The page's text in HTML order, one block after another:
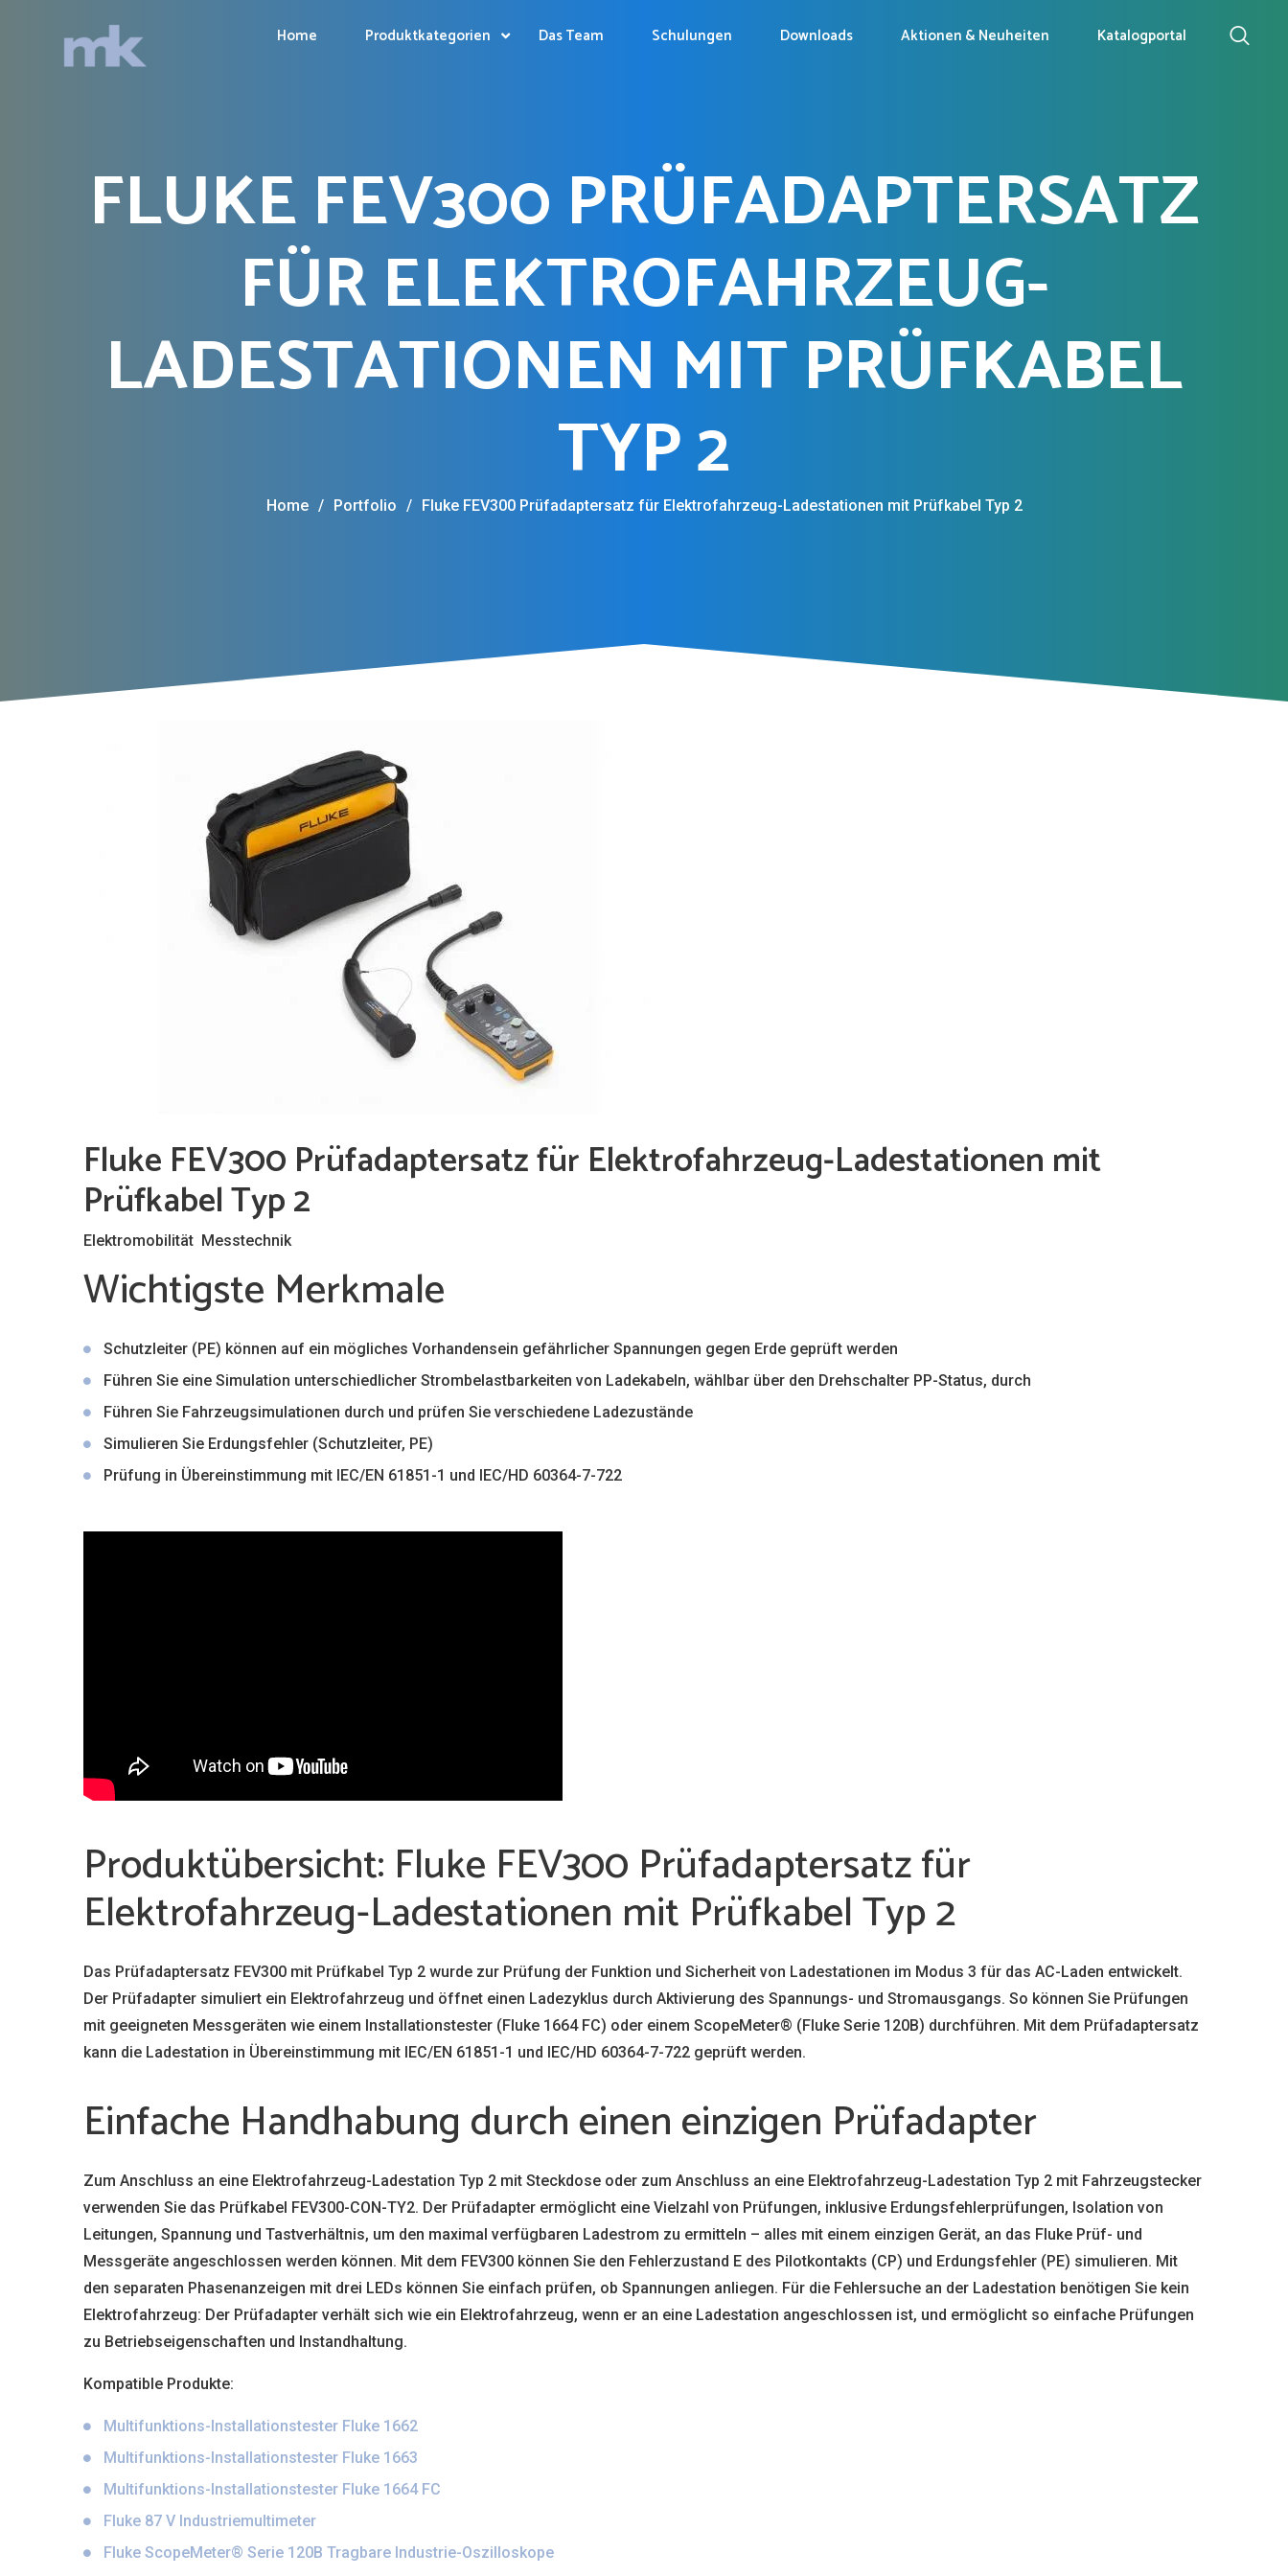
Home Produktkategorien Das Team Schulungen Downloads Aktionen & Neuheiten Katalogportal
FLUKE FEV300 PRÜFADAPTERSATZ
FÜR ELEKTROFAHRZEUG-
LADESTATIONEN MIT PRÜFKABEL
TYP 2
Home / Portfolio / Fluke FEV300 Prüfadaptersatz für Elektrofahrzeug-Ladestationen mit Prüfkabel Typ 2
Fluke FEV300 Prüfadaptersatz für Elektrofahrzeug-Ladestationen mit
Prüfkabel Typ 2
Elektromobilität Messtechnik
Wichtigste Merkmale
Schutzleiter (PE) können auf ein mögliches Vorhandensein gefährlicher Spannungen gegen Erde geprüft werden
Führen Sie eine Simulation unterschiedlicher Strombelastbarkeiten von Ladekabeln, wählbar über den Drehschalter PP-Status, durch
Führen Sie Fahrzeugsimulationen durch und prüfen Sie verschiedene Ladezustände
Simulieren Sie Erdungsfehler (Schutzleiter, PE)
Prüfung in Übereinstimmung mit IEC/EN 61851-1 und IEC/HD 60364-7-722
Produktübersicht: Fluke FEV300 Prüfadaptersatz für
Elektrofahrzeug-Ladestationen mit Prüfkabel Typ 2
Das Prüfadaptersatz FEV300 mit Prüfkabel Typ 2 wurde zur Prüfung der Funktion und Sicherheit von Ladestationen im Modus 3 für das AC-Laden entwickelt.
Der Prüfadapter simuliert ein Elektrofahrzeug und öffnet einen Ladezyklus durch Aktivierung des Spannungs- und Stromausgangs. So können Sie Prüfungen
mit geeigneten Messgeräten wie einem Installationstester (Fluke 1664 FC) oder einem ScopeMeter® (Fluke Serie 120B) durchführen. Mit dem Prüfadaptersatz
kann die Ladestation in Übereinstimmung mit IEC/EN 61851-1 und IEC/HD 60364-7-722 geprüft werden.
Einfache Handhabung durch einen einzigen Prüfadapter
Zum Anschluss an eine Elektrofahrzeug-Ladestation Typ 2 mit Steckdose oder zum Anschluss an eine Elektrofahrzeug-Ladestation Typ 2 mit Fahrzeugstecker
verwenden Sie das Prüfkabel FEV300-CON-TY2. Der Prüfadapter ermöglicht eine Vielzahl von Prüfungen, inklusive Erdungsfehlerprüfungen, Isolation von
Leitungen, Spannung und Tastverhältnis, um den maximal verfügbaren Ladestrom zu ermitteln – alles mit einem einzigen Gerät, an das Fluke Prüf- und
Messgeräte angeschlossen werden können. Mit dem FEV300 können Sie den Fehlerzustand E des Pilotkontakts (CP) und Erdungsfehler (PE) simulieren. Mit
den separaten Phasenanzeigen mit drei LEDs können Sie einfach prüfen, ob Spannungen anliegen. Für die Fehlersuche an der Ladestation benötigen Sie kein
Elektrofahrzeug: Der Prüfadapter verhält sich wie ein Elektrofahrzeug, wenn er an eine Ladestation angeschlossen ist, und ermöglicht so einfache Prüfungen
zu Betriebseigenschaften und Instandhaltung.
Kompatible Produkte:
Multifunktions-Installationstester Fluke 1662
Multifunktions-Installationstester Fluke 1663
Multifunktions-Installationstester Fluke 1664 FC
Fluke 87 V Industriemultimeter
Fluke ScopeMeter® Serie 120B Tragbare Industrie-Oszilloskope